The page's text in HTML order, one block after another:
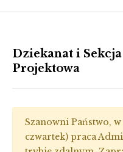
Dziekanat i
Projektowa
Szanowni Państwo,
czwartek) praca